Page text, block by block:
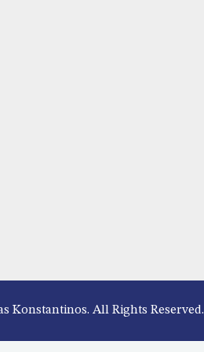
Konstantinos. All Rights Reserved.